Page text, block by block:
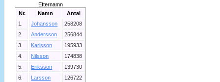
Efternamn
Nr.
Namn
Antal
1.
Johansson
258208
2.
Andersson
256844
3.
Karlsson
195933
4.
Nilsson
174838
5.
Eriksson
139730
6.
Larsson
126722